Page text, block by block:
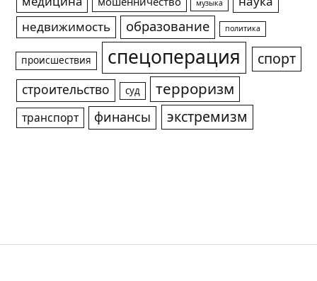
музыка
недвижимость
образование политика
происшествия спецоперация спорт
строительство суд терроризм
транспорт финансы экстремизм